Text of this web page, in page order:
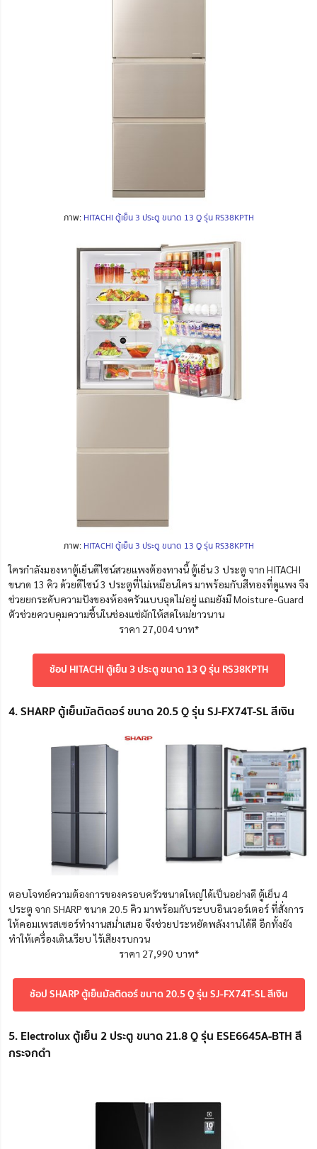
ภาพ: HITACHI ตู้เย็น 3 ประตู ขนาด 13 Q รุ่น RS38KPTH
ภาพ: HITACHI ตู้เย็น 3 ประตู ขนาด 13 Q รุ่น RS38KPTH
ใครกำลังมองหาตู้เย็นดีไซน์สวยแพงต้องทางนี้ ตู้เย็น 3 ประตู จาก HITACHI
ขนาด 13 คิว ด้วยดีไซน์ 3 ประตูที่ไม่เหมือนใคร มาพร้อมกับสีทองที่ดูแพง จึง
ช่วยยกระดับความปังของห้องครัวแบบฉุดไม่อยู่ แถมยังมี Moisture-Guard
ตัวช่วยควบคุมความชื้นในช่องแช่ผักให้สดใหม่ยาวนาน
ราคา 27,004 บาท*
ช้อป HITACHI ตู้เย็น 3 ประตู ขนาด 13 Q รุ่น RS38KPTH
4. SHARP ตู้เย็นมัลติดอร์ ขนาด 20.5 Q รุ่น SJ-FX74T-SL สีเงิน
ตอบโจทย์ความต้องการของครอบครัวขนาดใหญ่ได้เป็นอย่างดี ตู้เย็น 4
ประตู จาก SHARP ขนาด 20.5 คิว มาพร้อมกับระบบอินเวอร์เตอร์ ที่สั่งการ
ให้คอมเพรสเซอร์ทำงานสม่ำเสมอ จึงช่วยประหยัดพลังงานได้ดี อีกทั้งยัง
ทำให้เครื่องเดินเรียบ ไร้เสียงรบกวน
ราคา 27,990 บาท*
ช้อป SHARP ตู้เย็นมัลติดอร์ ขนาด 20.5 Q รุ่น SJ-FX74T-SL สีเงิน
5. Electrolux ตู้เย็น 2 ประตู ขนาด 21.8 Q รุ่น ESE6645A-BTH สี
กระจกดำ